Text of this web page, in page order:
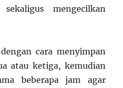
mengecilkan
cara menyimpan
atau ketiga, kemudian
beberapa jam agar